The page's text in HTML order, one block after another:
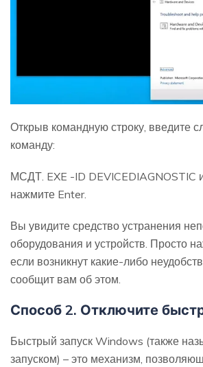
Открыв командную строку, введите
команду:
МСДТ. EXE -ID DEVICEDIAGNOSTIC
нажмите Enter.
Вы увидите средство устранения
оборудования и устройств. Просто
если возникнут какие-либо
сообщит вам об этом.
Способ 2. Отключите
Быстрый запуск Windows (также
запуском) – это механизм,